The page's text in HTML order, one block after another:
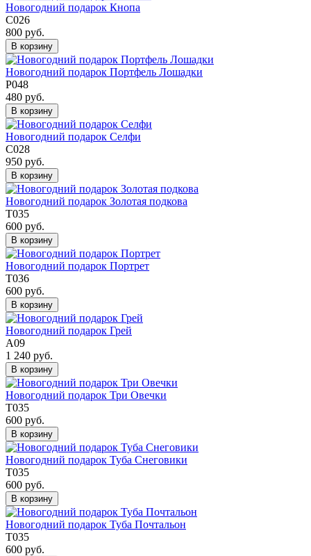
Новогодний подарок Кнопа
С026
800 руб.
В корзину
Новогодний подарок Портфель Лошадки
Р048
480 руб.
В корзину
Новогодний подарок Селфи
С028
950 руб.
В корзину
Новогодний подарок Золотая подкова
Т035
600 руб.
В корзину
Новогодний подарок Портрет
Т036
600 руб.
В корзину
Новогодний подарок Грей
А09
1 240 руб.
В корзину
Новогодний подарок Три Овечки
Т035
600 руб.
В корзину
Новогодний подарок Туба Снеговики
Т035
600 руб.
В корзину
Новогодний подарок Туба Почтальон
Т035
600 руб.